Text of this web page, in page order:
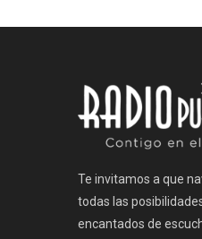
Te invitamos a que
todas las
encantados de